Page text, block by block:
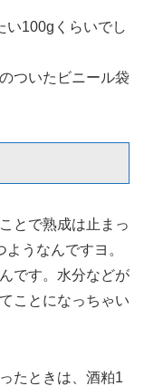
い100gくらいでし
ついたビニール袋
とで熟成は止まっ
うなんですヨ。
です。水分などが
ことになっちゃい
たときは、酒粕1